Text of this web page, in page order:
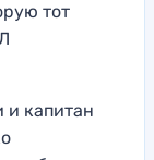
тот
и капитан